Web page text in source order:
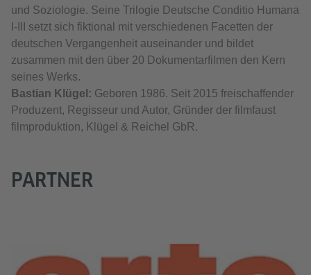
und Soziologie. Seine Trilogie Deutsche Conditio Humana
I-III setzt sich fiktional mit verschiedenen Facetten der
deutschen Vergangenheit auseinander und bildet
zusammen mit den über 20 Dokumentarfilmen den Kern
seines Werks.
Bastian Klügel: Geboren 1986. Seit 2015 freischaffender
Produzent, Regisseur und Autor, Gründer der filmfaust
filmproduktion, Klügel & Reichel GbR.
PARTNER